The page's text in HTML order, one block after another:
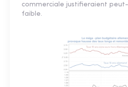
commerciale justifieraient
faible.